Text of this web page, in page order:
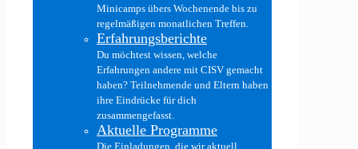
Minicamps übers Wochenende bis zu
regelmäßigen monatlichen Treffen.
Erfahrungsberichte
Du möchtest wissen, welche
Erfahrungen andere mit CISV gemacht
haben? Teilnehmende und Eltern haben
ihre Eindrücke für dich
zusammengefasst.
Aktuelle Programme
Die Einladungen, die wir aktuell